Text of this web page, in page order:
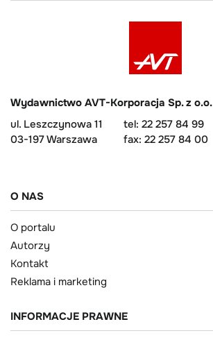
Wydawnictwo AVT-Korporacja Sp. z o.o.
ul. Leszczynowa 11
03-197 Warszawa
tel: 22 257 84 99
fax: 22 257 84 00
O NAS
O portalu
Autorzy
Kontakt
Reklama i marketing
INFORMACJE PRAWNE